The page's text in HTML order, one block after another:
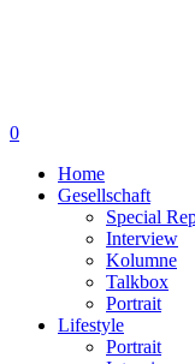
0
Home
Gesellschaft
Special
Interview
Kolumne
Talkbox
Portrait
Lifestyle
Portrait